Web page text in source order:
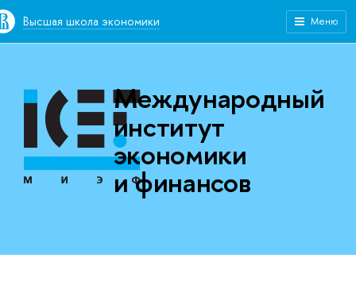
Высшая школа экономики Меню
Международный
институт
экономики
и финансов